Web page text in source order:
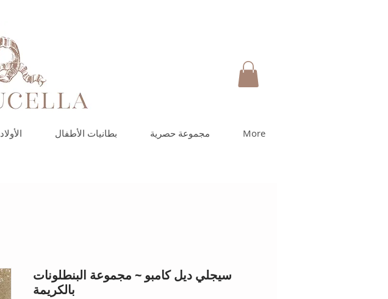
الأولاد بطانيات الأطفال مجموعة حصرية More
سيجلي ديل كامبو ~ مجموعة البنطلونات
بالكريمة